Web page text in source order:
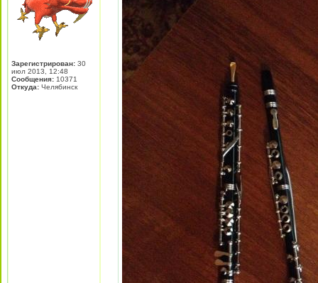
Зарегистрирован: 30
июл 2013, 12:48
Сообщения: 10371
Откуда: Челябинск